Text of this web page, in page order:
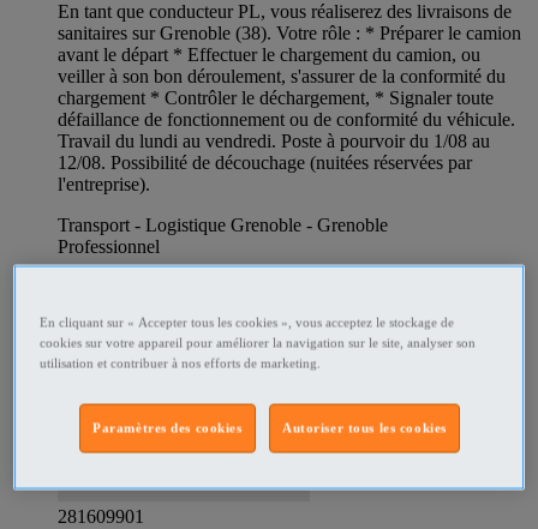
En tant que conducteur PL, vous réaliserez des livraisons de
sanitaires sur Grenoble (38). Votre rôle : * Préparer le camion
avant le départ * Effectuer le chargement du camion, ou
veiller à son bon déroulement, s'assurer de la conformité du
chargement * Contrôler le déchargement, * Signaler toute
défaillance de fonctionnement ou de conformité du véhicule.
Travail du lundi au vendredi. Poste à pourvoir du 1/08 au
12/08. Possibilité de découchage (nuitées réservées par
l'entreprise).
Transport - Logistique Grenoble - Grenoble
Professionnel
281609901
En cliquant sur « Accepter tous les cookies », vous acceptez le stockage de
cookies sur votre appareil pour améliorer la navigation sur le site, analyser son
utilisation et contribuer à nos efforts de marketing.
Autoriser tous les cookies
Paramètres des cookies